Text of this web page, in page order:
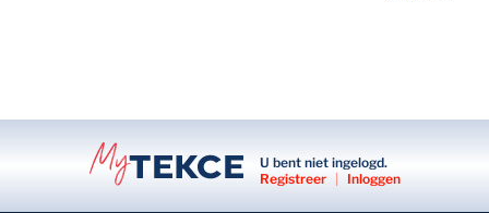
U bent niet ingelogd.
Registreer
| Inloggen